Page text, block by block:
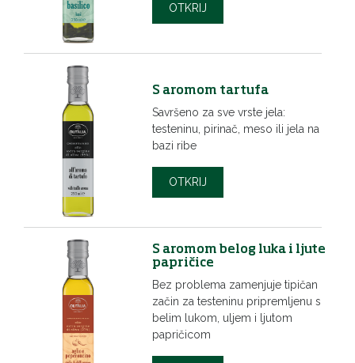
OTKRIJ
S aromom tartufa
Savršeno za sve vrste jela:
testeninu, pirinač, meso ili jela na
bazi ribe
OTKRIJ
S aromom belog luka i ljute
papričice
Bez problema zamenjuje tipičan
začin za testeninu pripremljenu s
belim lukom, uljem i ljutom
papričicom